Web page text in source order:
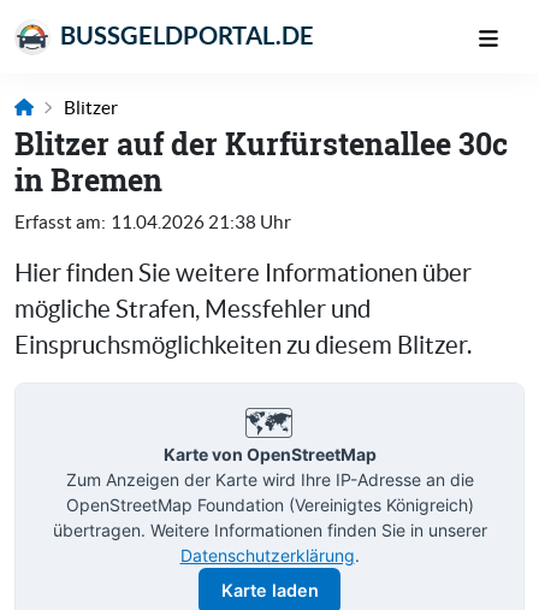
BUSSGELDPORTAL.DE
Blitzer
Blitzer auf der Kurfürstenallee 30c
in Bremen
Erfasst am: 11.04.2026 21:38 Uhr
Hier finden Sie weitere Informationen über
mögliche Strafen, Messfehler und
Einspruchsmöglichkeiten zu diesem Blitzer.
🗺️
Karte von OpenStreetMap
Zum Anzeigen der Karte wird Ihre IP-Adresse an die
OpenStreetMap Foundation (Vereinigtes Königreich)
übertragen. Weitere Informationen finden Sie in unserer
Datenschutzerklärung.
Karte laden